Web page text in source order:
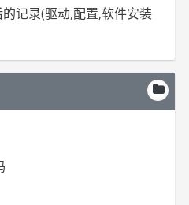
记录(驱动,配置,软件安装